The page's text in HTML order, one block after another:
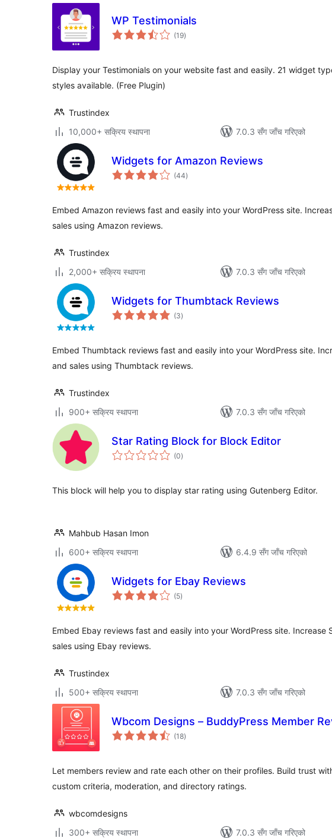
WP Testimonials
(19कुल
रेटिङ्गहरू
)
Display your Testimonials on your website fast and easily. 21 widget
styles available. (Free Plugin)
Trustindex
10,000+ सक्रिय स्थापना
7.0.3 सँग जाँच गरिएको
Widgets for Amazon Reviews
(44कुल
रेटिङ्गहरू
)
Embed Amazon reviews fast and easily into your WordPress site.
sales using Amazon reviews.
Trustindex
2,000+ सक्रिय स्थापना
7.0.3 सँग जाँच गरिएको
Widgets for Thumbtack Reviews
(3कुल
रेटिङ्गहरू
)
Embed Thumbtack reviews fast and easily into your WordPress site.
and sales using Thumbtack reviews.
Trustindex
900+ सक्रिय स्थापना
7.0.3 सँग जाँच गरिएको
Star Rating Block for Block Editor
(0कुल
रेटिङ्गहरू
)
This block will help you to display star rating using Gutenberg Editor.
Mahbub Hasan Imon
600+ सक्रिय स्थापना
6.4.9 सँग जाँच गरिएको
Widgets for Ebay Reviews
(5कुल
रेटिङ्गहरू
)
Embed Ebay reviews fast and easily into your WordPress site. Increase
sales using Ebay reviews.
Trustindex
500+ सक्रिय स्थापना
7.0.3 सँग जाँच गरिएको
Wbcom Designs – BuddyPress Member
(18कुल
रेटिङ्गहरू
)
Let members review and rate each other on their profiles. Build trust
custom criteria, moderation, and directory ratings.
wbcomdesigns
300+ सक्रिय स्थापना
7.0.3 सँग जाँच गरिएको